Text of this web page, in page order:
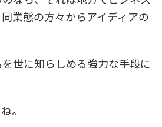
業態の方々からアイディアの
世に知らしめる強力な手段に
。